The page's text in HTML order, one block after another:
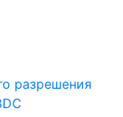
разрешения